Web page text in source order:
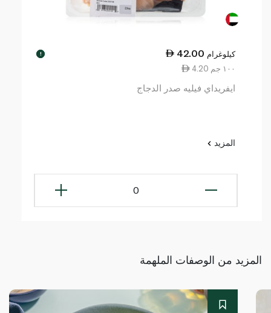
42.00 كيلوغرام !
4.20 ١٠٠ جم
ايفريداي فيليه صدر الدجاج
المزيد
0
المزيد من الوصفات الملهمة